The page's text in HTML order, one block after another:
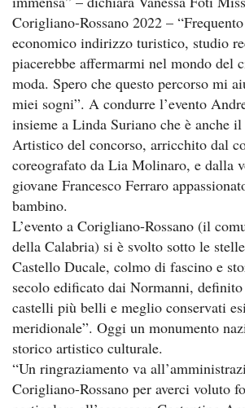
Corigliano-Rossano 2022 –
economico indirizzo turistico, studio
piacerebbe affermarmi nel mondo del
moda. Spero che questo percorso mi
miei sogni”. A condurre l’evento
insieme a Linda Suriano che è anche
Artistico del concorso, arricchito dal
coreografato da Lia Molinaro, e dalla
giovane Francesco Ferraro
bambino.
L’evento a Corigliano-Rossano (il
della Calabria) si è svolto sotto le
Castello Ducale, colmo di fascino e
secolo edificato dai Normanni,
castelli più belli e meglio conservati
meridionale”. Oggi un monumento
storico artistico culturale.
“Un ringraziamento va
Corigliano-Rossano per averci voluto